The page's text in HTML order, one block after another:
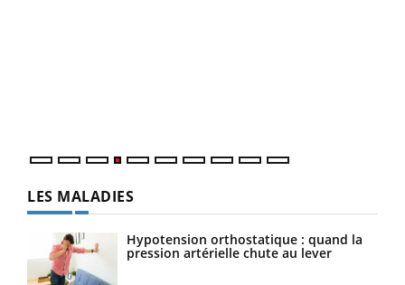
LES MALADIES
Hypotension orthostatique : quand la
pression artérielle chute au lever